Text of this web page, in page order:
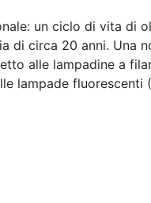
un ciclo di vita di
di circa 20 anni. Una
alle lampadine a
lampade fluorescenti